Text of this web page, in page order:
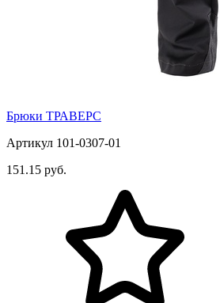
Брюки ТРАВЕРС
Артикул 101-0307-01
151.15 руб.